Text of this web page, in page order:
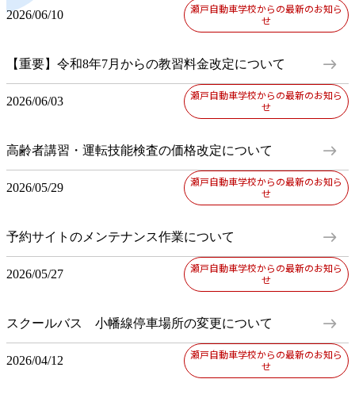
2026/06/10
瀬戸自動車学校からの最新のお知ら
せ
【重要】令和8年7月からの教習料金改定について east
2026/06/03
瀬戸自動車学校からの最新のお知ら
せ
高齢者講習・運転技能検査の価格改定について east
2026/05/29
瀬戸自動車学校からの最新のお知ら
せ
予約サイトのメンテナンス作業について east
2026/05/27
瀬戸自動車学校からの最新のお知ら
せ
スクールバス 小幡線停車場所の変更について east
2026/04/12
瀬戸自動車学校からの最新のお知ら
せ